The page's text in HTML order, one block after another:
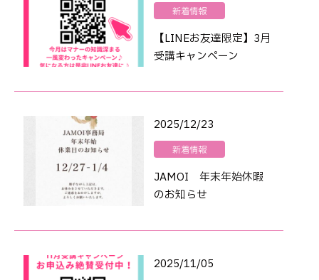
新着情報
【LINEお友達限定】3月
受講キャンペーン
2025/12/23
新着情報
JAMOI 年末年始休暇
のお知らせ
2025/11/05